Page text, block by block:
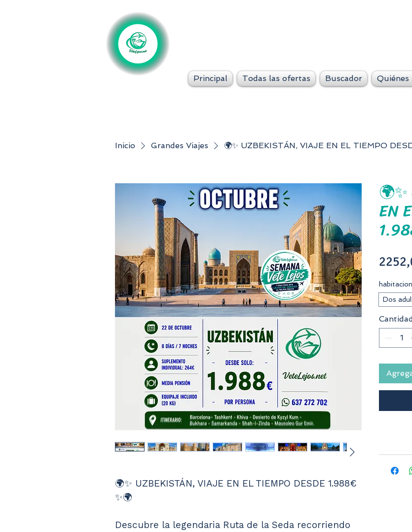
Principal Todas las ofertas Buscador Quiénes
Inicio Grandes Viajes 🌍✨ UZBEKISTÁN, VIAJE EN EL TIEMPO
🌍✨ UZBEKISTÁN, VIAJE EN EL TIEMPO DESDE 1.988€
✨🌍
Descubre la legendaria Ruta de la Seda recorriendo
EN
Dos
Cantidad